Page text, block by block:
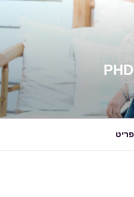
ד"ר רבקה מרום – PHD